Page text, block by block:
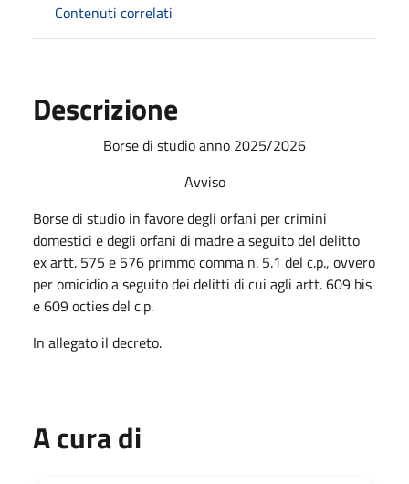
Contenuti correlati
Descrizione
Borse di studio anno 2025/2026
Avviso
Borse di studio in favore degli orfani per crimini
domestici e degli orfani di madre a seguito del delitto
ex artt. 575 e 576 primmo comma n. 5.1 del c.p., ovvero
per omicidio a seguito dei delitti di cui agli artt. 609 bis
e 609 octies del c.p.
In allegato il decreto.
A cura di